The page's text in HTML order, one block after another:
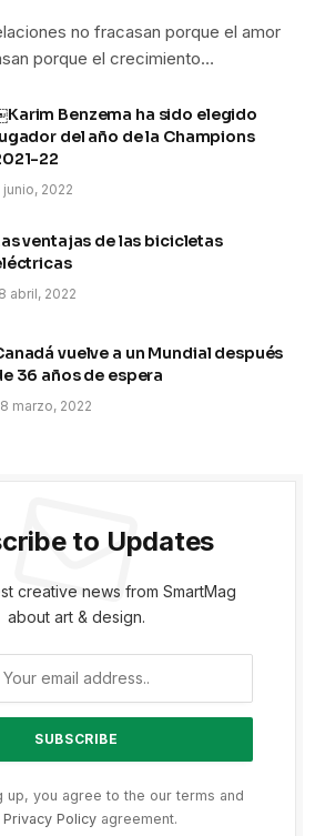
no fracasan porque el amor
porque el crecimiento…
Benzema ha sido elegido
del año de la Champions
22
junio, 2022
ventajas de las bicicletas
abril, 2022
vuelve a un Mundial después
36 años de espera
marzo, 2022
to Updates
creative news from SmartMag
about art & design.
up, you agree to the our terms and
Privacy Policyagreement.